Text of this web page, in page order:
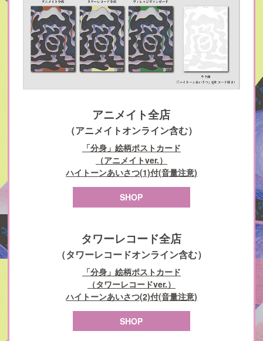
アニメイト全店
（アニメイトオンライン含む）
「分身」絵柄ポストカード
（アニメイトver.）
ハイトーンあいさつ(1)付(音量注意)
SHOP
タワーレコード全店
（タワーレコードオンライン含む）
「分身」絵柄ポストカード
（タワーレコードver.）
ハイトーンあいさつ(2)付(音量注意)
SHOP